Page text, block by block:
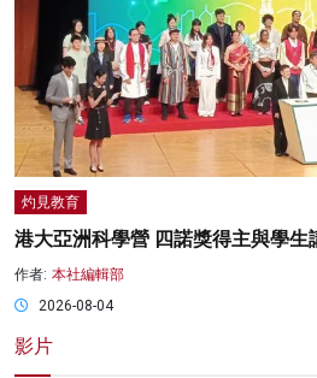
灼見教育
港大亞洲科學營 四諾獎得主與學生
作者: 本社編輯部
2026-08-04
影片